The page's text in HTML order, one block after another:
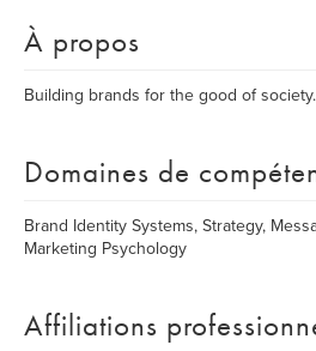
À propos
Building brands for the good of
Domaines de
Brand Identity Systems, Strategy,
Marketing Psychology
Affiliations